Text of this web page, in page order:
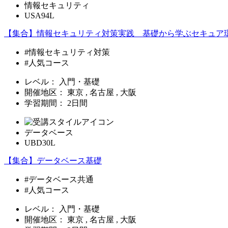
情報セキュリティ
USA94L
【集合】情報セキュリティ対策実践 基礎から学ぶセキュア
#情報セキュリティ対策
#人気コース
レベル：
入門・基礎
開催地区：
東京 , 名古屋 , 大阪
学習期間：
2日間
データベース
UBD30L
【集合】データベース基礎
#データベース共通
#人気コース
レベル：
入門・基礎
開催地区：
東京 , 名古屋 , 大阪